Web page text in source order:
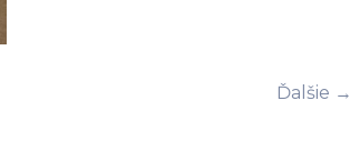
Ďalšie →